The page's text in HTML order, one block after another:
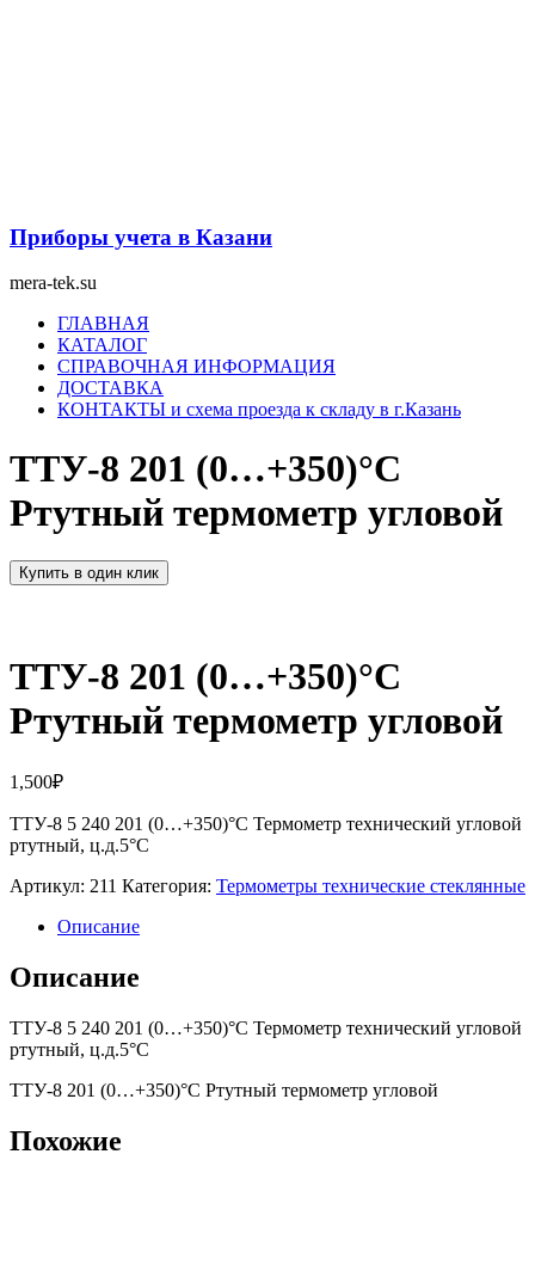
Приборы учета в Казани
mera-tek.su
МенюГЛАВНАЯ
КАТАЛОГ
СПРАВОЧНАЯ ИНФОРМАЦИЯ
ДОСТАВКА
КОНТАКТЫ и схема проезда к складу в г.Казань
ТТУ-8 201 (0…+350)°С
Ртутный термометр угловой
Купить в один клик
ТТУ-8 201 (0…+350)°С
Ртутный термометр угловой
1,500₽
ТТУ-8 5 240 201 (0…+350)°С Термометр технический угловой
ртутный, ц.д.5°С
Артикул: 211 Категория: Термометры технические стеклянные
Описание
Описание
ТТУ-8 5 240 201 (0…+350)°С Термометр технический угловой
ртутный, ц.д.5°С
ТТУ-8 201 (0…+350)°С Ртутный термометр угловой
Похожие